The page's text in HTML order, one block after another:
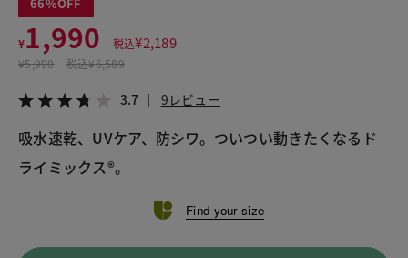
¥1,990 税込¥2,189
¥5,990 税込¥6,589
3.7 9レビュー
吸水速乾、UVケア、防シワ。ついつい動きたくなるド
ライミックス®。
Find your size